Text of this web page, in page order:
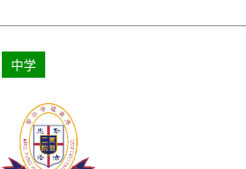
中学